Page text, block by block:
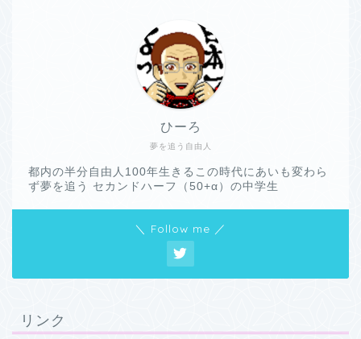
夢を追う自由人
ひーろ
都内の半分自由人100年生きるこの時代にあいも変わら
ず夢を追う セカンドハーフ（50+α）の中学生
＼ Follow me ／
リンク